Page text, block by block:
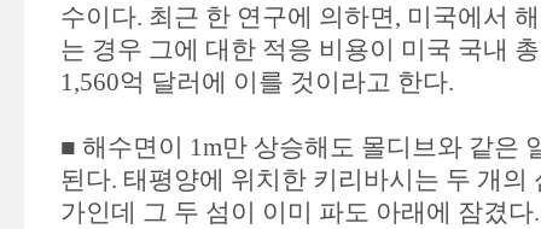
수이다. 최근 한 연구에 의하면, 미국에서
는 경우 그에 대한 적응 비용이 미국 국내
1,560억 달러에 이를 것이라고 한다.
■ 해수면이 1m만 상승해도 몰디브와 같은
된다. 태평양에 위치한 키리바시는 두 개의
가인데 그 두 섬이 이미 파도 아래에 잠겼